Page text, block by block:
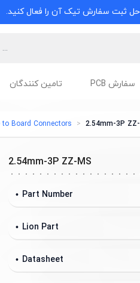
ثبت سفارش تیک آن را فعال کنید.
سفارش PCB تامین کنندگان
to Board Connectors 2.54mm-3P
2.54mm-3P ZZ-MS
Part Number
Lion Part
Datasheet